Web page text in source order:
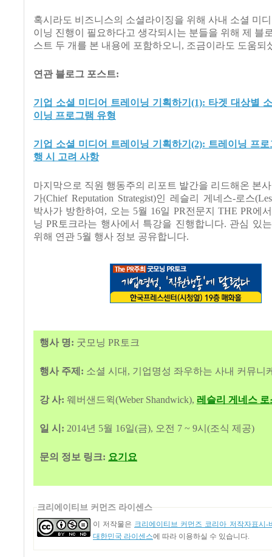
혹시라도 비즈니스의 소셜라이징을 위해 사내 소셜 미
이닝 진행이 필요하다고 생각되시는 분들을 위해 제 블
스트 두 개를 본 내용에 포함하오니, 조금이라도 도움되
연관 블로그 포스트:
기업 소셜 미디어 트레이닝 기획하기(1): 타겟 대상별
이닝 프로그램 유형
기업 소셜 미디어 트레이닝 기획하기(2): 트레이닝 프
행 시 고려 사항
마지막으로 직원 행동주의 리포트 발간을 리드해온 본
가(Chief Reputation Strategist)인 레슬리 게네스-로스
박사가 방한하여, 오는 5월 16일 PR전문지 THE PR에
닝 PR토크라는 행사에서 특강을 진행합니다. 관심 있
위해 연관 5월 행사 정보 공유합니다.
행사 명: 굿모닝 PR토크
행사 주제: 소셜 시대, 기업명성 좌우하는 사내 커뮤니
강 사: 웨버샌드윅(Weber Shandwick), 레슬리 게네스
일 시: 2014년 5월 16일(금), 오전 7 ~ 9시(조식 제공)
문의 정보 링크: 요기요
크리에이티브 커먼즈 라이센스
이 저작물은 크리에이티브 커먼즈 코리아 저작자표시-
대한민국 라이센스에 따라 이용하실 수 있습니다.